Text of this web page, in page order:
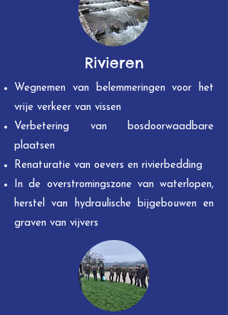
Rivieren
Wegnemen van belemmeringen voor het
vrije verkeer van vissen
Verbetering van bosdoorwaadbare
plaatsen
Renaturatie van oevers en rivierbedding
In de overstromingszone van waterlopen,
herstel van hydraulische bijgebouwen en
graven van vijvers